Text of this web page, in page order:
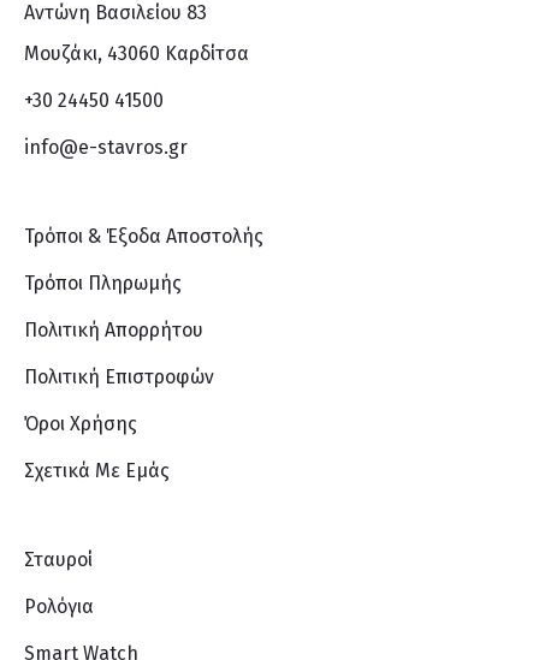
Αντώνη Βασιλείου 83
Μουζάκι, 43060 Καρδίτσα
+30 24450 41500
info@e-stavros.gr
Τρόποι & Έξοδα Αποστολής
Τρόποι Πληρωμής
Πολιτική Απορρήτου
Πολιτική Επιστροφών
Όροι Χρήσης
Σχετικά Με Eμάς
Σταυροί
Ρολόγια
Smart Watch